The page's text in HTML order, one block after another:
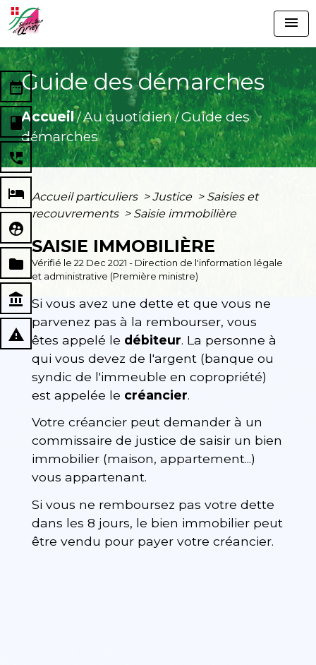
menu
Guide des démarches
Accueil/Au quotidien/Guide des
démarches
date_range
book
perm_phone_msg
local_hotel
supervised_user_circle
folder
account_balance
report_problem
Accueil particuliers > Justice > Saisies et
recouvrements > Saisie immobilière
SAISIE IMMOBILIÈRE
Vérifié le 22 Dec 2021 - Direction de l'information légale
et administrative (Première ministre)
Si vous avez une dette et que vous ne
parvenez pas à la rembourser, vous
êtes appelé le débiteur. La personne à
qui vous devez de l'argent (banque ou
syndic de l'immeuble en copropriété)
est appelée le créancier.
Votre créancier peut demander à un
commissaire de justice de saisir un bien
immobilier (maison, appartement...)
vous appartenant.
Si vous ne remboursez pas votre dette
dans les 8 jours, le bien immobilier peut
être vendu pour payer votre créancier.